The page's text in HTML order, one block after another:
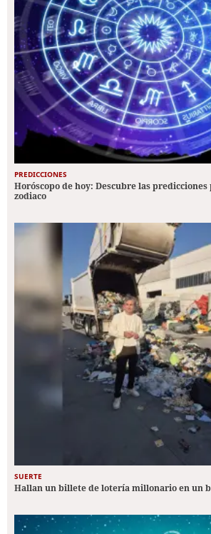
PREDICCIONES
Horóscopo de hoy: Descubre las predicciones
zodiaco
SUERTE
Hallan un billete de lotería millonario en un